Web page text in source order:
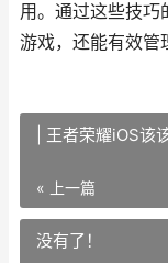
用。通过这些技巧
游戏，还能有效管
| 王者荣耀iOS该
« 上一篇
没有了！